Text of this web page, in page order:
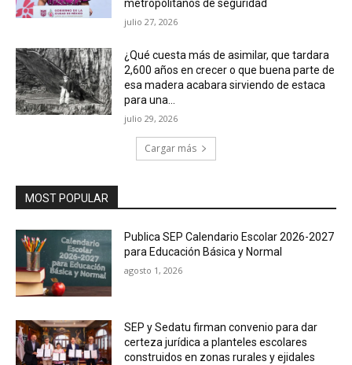
metropolitanos de seguridad
julio 27, 2026
¿Qué cuesta más de asimilar, que tardara
2,600 años en crecer o que buena parte de
esa madera acabara sirviendo de estaca
para una...
julio 29, 2026
Cargar más
MOST POPULAR
Publica SEP Calendario Escolar 2026-2027
para Educación Básica y Normal
agosto 1, 2026
SEP y Sedatu firman convenio para dar
certeza jurídica a planteles escolares
construidos en zonas rurales y ejidales